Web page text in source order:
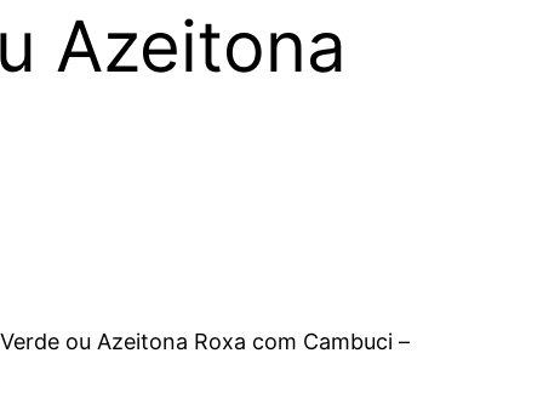
Azeitona
ou Azeitona Roxa com Cambuci –